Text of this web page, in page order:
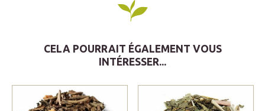
CELA POURRAIT ÉGALEMENT VOUS
INTÉRESSER...